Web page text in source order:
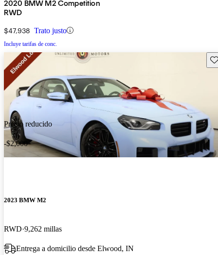
2020 BMW M2 Competition
RWD
$47,938 Trato justo
Incluye tarifas de conc.
Precio reducido
-$2,000
2023 BMW M2
RWD 9,262 millas
Entrega a domicilio desde Elwood, IN